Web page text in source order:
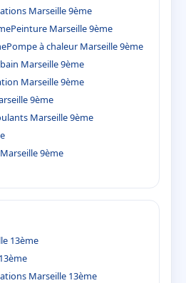
Marseille 9ème
Peinture Marseille 9ème
Pompe à chaleur Marseille 9ème
Marseille 9ème
Marseille 9ème
9ème
Marseille 9ème
9ème
13ème
Marseille 13ème